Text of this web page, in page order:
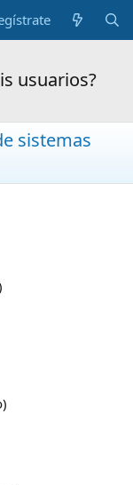
usuarios?
sistemas